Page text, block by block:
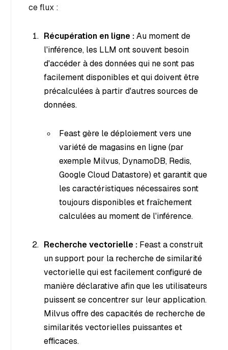
ce flux :
Récupération en ligne :Au moment de
l'inférence, les LLM ont souvent besoin
d'accéder à des données qui ne sont pas
facilement disponibles et qui doivent être
précalculées à partir d'autres sources de
données.
Feast gère le déploiement vers une
variété de magasins en ligne (par
exemple Milvus, DynamoDB, Redis,
Google Cloud Datastore) et garantit que
les caractéristiques nécessaires sont
toujours disponibles etfraîchement
calculées au moment de l'inférence.
Recherche vectorielle : Feast a construit
un support pour la recherche de similarité
vectorielle qui est facilement configuré de
manière déclarative afin que les utilisateurs
puissent se concentrer sur leur application.
Milvus offre des capacités de recherche de
similarités vectorielles puissantes et
efficaces.